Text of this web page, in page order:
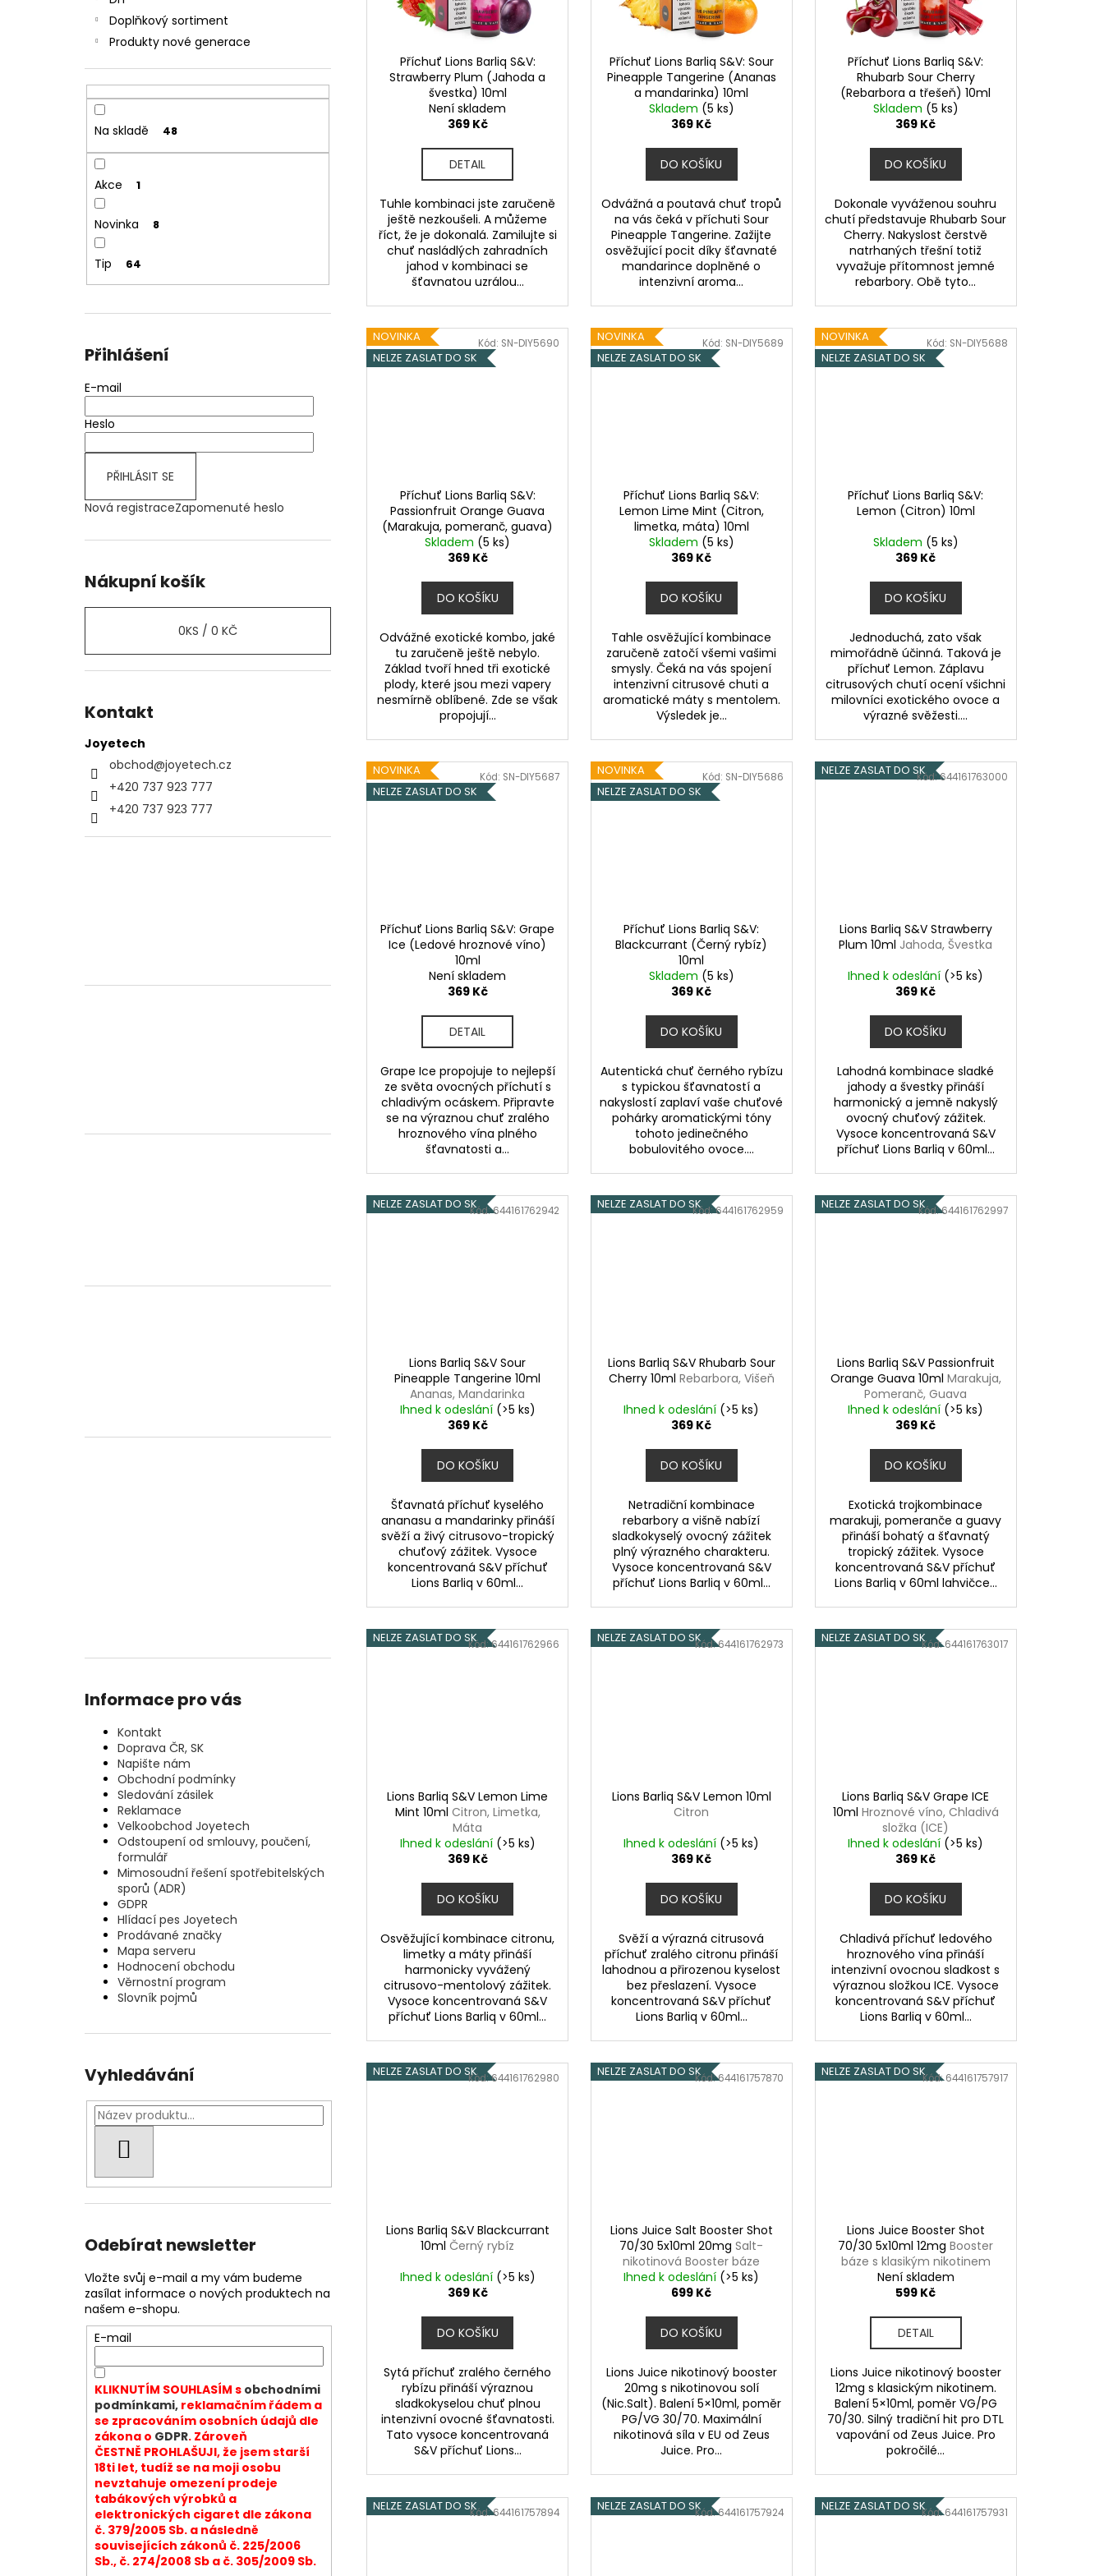
Doplňkový sortiment
Produkty nové generace
Na skladě 48
Akce 1
Novinka 8
Tip 64
Přihlášení
E-mail
Heslo
PŘIHLÁSIT SE
Nová registraceZapomenuté heslo
Nákupní košík
0KS / 0 KČ
Kontakt
Joyetech
obchod@joyetech.cz
+420 737 923 777
+420 737 923 777
Informace pro vás
Kontakt
Doprava ČR, SK
Napište nám
Obchodní podmínky
Sledování zásilek
Reklamace
Velkoobchod Joyetech
Odstoupení od smlouvy, poučení,
formulář
Mimosoudní řešení spotřebitelských
sporů (ADR)
GDPR
Hlídací pes Joyetech
Prodávané značky
Mapa serveru
Hodnocení obchodu
Věrnostní program
Slovník pojmů
Vyhledávání
Odebírat newsletter
Vložte svůj e-mail a my vám budeme
zasílat informace o nových produktech na
našem e-shopu.
E-mail
KLIKNUTÍM SOUHLASÍM s obchodními
podmínkami,reklamačním řádem a
se zpracováním osobních údajů dle
zákona o GDPR. Zároveň
ČESTNĚ PROHLAŠUJI, že jsem starší
18ti let, tudíž se na moji osobu
nevztahuje omezení prodeje
tabákových výrobků a
elektronických cigaret dle zákona
č. 379/2005 Sb. a následně
souvisejících zákonů č. 225/2006
Sb., č. 274/2008 Sb a č. 305/2009 Sb.
Příchuť Lions Barliq S&V:
Strawberry Plum (Jahoda a
švestka) 10ml
Není skladem
369 Kč
DETAIL
Tuhle kombinaci jste zaručeně
ještě nezkoušeli. A můžeme
říct, že je dokonalá. Zamilujte si
chuť nasládlých zahradních
jahod v kombinaci se
šťavnatou uzrálou...
Příchuť Lions Barliq S&V: Sour
Pineapple Tangerine (Ananas
a mandarinka) 10ml
Skladem (5 ks)
369 Kč
DO KOŠÍKU
Odvážná a poutavá chuť tropů
na vás čeká v příchuti Sour
Pineapple Tangerine. Zažijte
osvěžující pocit díky šťavnaté
mandarince doplněné o
intenzivní aroma...
Příchuť Lions Barliq S&V:
Rhubarb Sour Cherry
(Rebarbora a třešeň) 10ml
Skladem (5 ks)
369 Kč
DO KOŠÍKU
Dokonale vyváženou souhru
chutí představuje Rhubarb Sour
Cherry. Nakyslost čerstvě
natrhaných třešní totiž
vyvažuje přítomnost jemné
rebarbory. Obě tyto...
NOVINKA
NELZE ZASLAT DO SK
Příchuť Lions Barliq S&V:
Passionfruit Orange Guava
(Marakuja, pomeranč, guava)
10ml
Skladem (5 ks)
369 Kč
DO KOŠÍKU
Odvážné exotické kombo, jaké
tu zaručeně ještě nebylo.
Základ tvoří hned tři exotické
plody, které jsou mezi vapery
nesmírně oblíbené. Zde se však
propojují...
Kód: SN-DIY5690
NOVINKA
NELZE ZASLAT DO SK
Příchuť Lions Barliq S&V:
Lemon Lime Mint (Citron,
limetka, máta) 10ml
Skladem (5 ks)
369 Kč
DO KOŠÍKU
Tahle osvěžující kombinace
zaručeně zatočí všemi vašimi
smysly. Čeká na vás spojení
intenzivní citrusové chuti a
aromatické máty s mentolem.
Výsledek je...
Kód: SN-DIY5689
NOVINKA
NELZE ZASLAT DO SK
Příchuť Lions Barliq S&V:
Lemon (Citron) 10ml
Skladem (5 ks)
369 Kč
DO KOŠÍKU
Jednoduchá, zato však
mimořádně účinná. Taková je
příchuť Lemon. Záplavu
citrusových chutí ocení všichni
milovníci exotického ovoce a
výrazné svěžesti....
Kód: SN-DIY5688
NOVINKA
NELZE ZASLAT DO SK
Příchuť Lions Barliq S&V: Grape
Ice (Ledové hroznové víno)
10ml
Není skladem
369 Kč
DETAIL
Grape Ice propojuje to nejlepší
ze světa ovocných příchutí s
chladivým ocáskem. Připravte
se na výraznou chuť zralého
hroznového vína plného
šťavnatosti a...
Kód: SN-DIY5687
NOVINKA
NELZE ZASLAT DO SK
Příchuť Lions Barliq S&V:
Blackcurrant (Černý rybíz)
10ml
Skladem (5 ks)
369 Kč
DO KOŠÍKU
Autentická chuť černého rybízu
s typickou šťavnatostí a
nakyslostí zaplaví vaše chuťové
pohárky aromatickými tóny
tohoto jedinečného
bobulovitého ovoce....
Kód: SN-DIY5686 NELZE ZASLAT DO SK
Lions Barliq S&V Strawberry
Plum 10ml Jahoda, Švestka
Ihned k odeslání (>5 ks)
369 Kč
DO KOŠÍKU
Lahodná kombinace sladké
jahody a švestky přináší
harmonický a jemně nakyslý
ovocný chuťový zážitek.
Vysoce koncentrovaná S&V
příchuť Lions Barliq v 60ml...
Kód:644161763000
NELZE ZASLAT DO SK
Lions Barliq S&V Sour
Pineapple Tangerine 10ml
Ananas, Mandarinka
Ihned k odeslání (>5 ks)
369 Kč
DO KOŠÍKU
Šťavnatá příchuť kyselého
ananasu a mandarinky přináší
svěží a živý citrusovo-tropický
chuťový zážitek. Vysoce
koncentrovaná S&V příchuť
Lions Barliq v 60ml...
Kód:644161762942 NELZE ZASLAT DO SK
Lions Barliq S&V Rhubarb Sour
Cherry 10ml Rebarbora, Višeň
Ihned k odeslání (>5 ks)
369 Kč
DO KOŠÍKU
Netradiční kombinace
rebarbory a višně nabízí
sladkokyselý ovocný zážitek
plný výrazného charakteru.
Vysoce koncentrovaná S&V
příchuť Lions Barliq v 60ml...
Kód:644161762959 NELZE ZASLAT DO SK
Lions Barliq S&V Passionfruit
Orange Guava 10ml Marakuja,
Pomeranč, Guava
Ihned k odeslání (>5 ks)
369 Kč
DO KOŠÍKU
Exotická trojkombinace
marakuji, pomeranče a guavy
přináší bohatý a šťavnatý
tropický zážitek. Vysoce
koncentrovaná S&V příchuť
Lions Barliq v 60ml lahvičce...
Kód:644161762997
NELZE ZASLAT DO SK
Lions Barliq S&V Lemon Lime
Mint 10ml Citron, Limetka,
Máta
Ihned k odeslání (>5 ks)
369 Kč
DO KOŠÍKU
Osvěžující kombinace citronu,
limetky a máty přináší
harmonicky vyvážený
citrusovo-mentolový zážitek.
Vysoce koncentrovaná S&V
příchuť Lions Barliq v 60ml...
Kód:644161762966 NELZE ZASLAT DO SK
Lions Barliq S&V Lemon 10ml
Citron
Ihned k odeslání (>5 ks)
369 Kč
DO KOŠÍKU
Svěží a výrazná citrusová
příchuť zralého citronu přináší
lahodnou a přirozenou kyselost
bez přeslazení. Vysoce
koncentrovaná S&V příchuť
Lions Barliq v 60ml...
Kód:644161762973 NELZE ZASLAT DO SK
Lions Barliq S&V Grape ICE
10ml Hroznové víno, Chladivá
složka (ICE)
Ihned k odeslání (>5 ks)
369 Kč
DO KOŠÍKU
Chladivá příchuť ledového
hroznového vína přináší
intenzivní ovocnou sladkost s
výraznou složkou ICE. Vysoce
koncentrovaná S&V příchuť
Lions Barliq v 60ml...
Kód:644161763017
NELZE ZASLAT DO SK
Lions Barliq S&V Blackcurrant
10mlČerný rybíz
Ihned k odeslání (>5 ks)
369 Kč
DO KOŠÍKU
Sytá příchuť zralého černého
rybízu přináší výraznou
sladkokyselou chuť plnou
intenzivní ovocné šťavnatosti.
Tato vysoce koncentrovaná
S&V příchuť Lions...
Kód:644161762980 NELZE ZASLAT DO SK
Lions Juice Salt Booster Shot
70/30 5x10ml 20mgSalt-
nikotinová Booster báze
Ihned k odeslání (>5 ks)
699 Kč
DO KOŠÍKU
Lions Juice nikotinový booster
20mg s nikotinovou solí
(Nic.Salt). Balení 5×10ml, poměr
PG/VG 30/70. Maximální
nikotinová síla v EU od Zeus
Juice. Pro...
Kód:644161757870 NELZE ZASLAT DO SK
Lions Juice Booster Shot
70/30 5x10ml 12mgBooster
báze s klasikým nikotinem
Není skladem
599 Kč
DETAIL
Lions Juice nikotinový booster
12mg s klasickým nikotinem.
Balení 5×10ml, poměr VG/PG
70/30. Silný tradiční hit pro DTL
vapování od Zeus Juice. Pro
pokročilé...
Kód:644161757917
NELZE ZASLAT DO SKKód:644161757894 NELZE ZASLAT DO SKKód:644161757924 NELZE ZASLAT DO SKKód:644161757931
JOYETECH BF SS316 ATOMIZER 0,6OHM
57 Kč
LIQUID DEKANG PINEAPPLE 10ML - 11MG
(ANANAS)
ELF BAR ELFA POD - PŘEDNAPLNĚNÁ
CARTRIDGE - WATERMELON - 20MG -
2KS
189 Kč
Původně:225 Kč